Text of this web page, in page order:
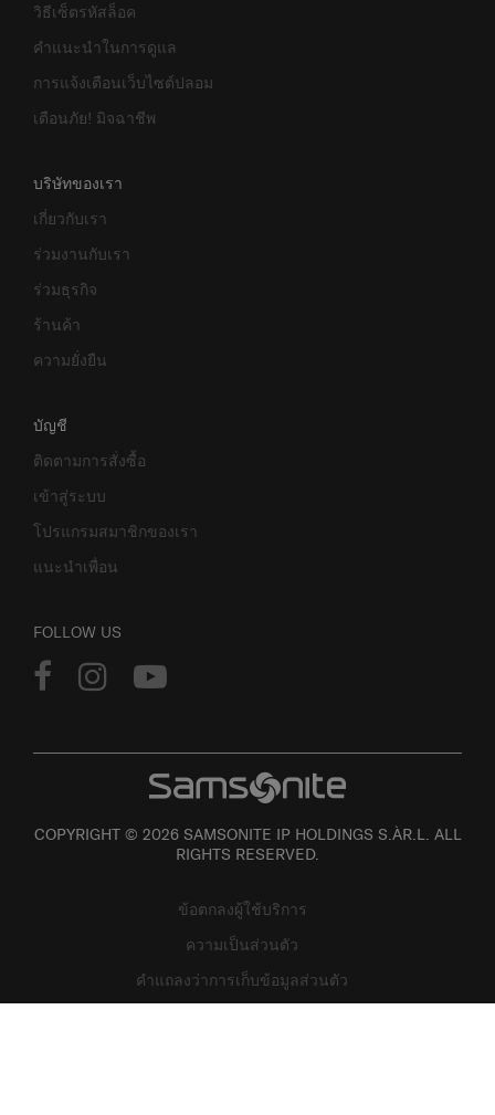
วิธีเซ็ตรหัสล็อค
คำแนะนำในการดูแล
การแจ้งเตือนเว็บไซต์ปลอม
เตือนภัย! มิจฉาชีพ
บริษัทของเรา
เกี่ยวกับเรา
ร่วมงานกับเรา
ร่วมธุรกิจ
ร้านค้า
ความยั่งยืน
บัญชี
ติดตามการสั่งซื้อ
เข้าสู่ระบบ
โปรแกรมสมาชิกของเรา
แนะนำเพื่อน
FOLLOW US
COPYRIGHT © 2026 SAMSONITE IP HOLDINGS S.ÀR.L. ALL
RIGHTS RESERVED.
ข้อตกลงผู้ใช้บริการ
ความเป็นส่วนตัว
คำแถลงว่าการเก็บข้อมูลส่วนตัว